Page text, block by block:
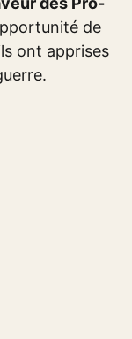
de
ont apprises